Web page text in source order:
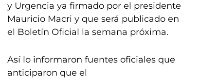
y Urgencia ya firmado por el presidente
Mauricio Macri y que será publicado en
el Boletín Oficial la semana próxima.
Así lo informaron fuentes oficiales que
anticiparon que el